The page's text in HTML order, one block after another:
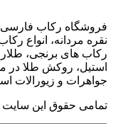
فروشگاه رکاب فارسی
نقره مردانه، انواع
رکاب های برنجی،
استیل، روکش طلا در
جواهرات و زیورالات
تمامی حقوق این سایت